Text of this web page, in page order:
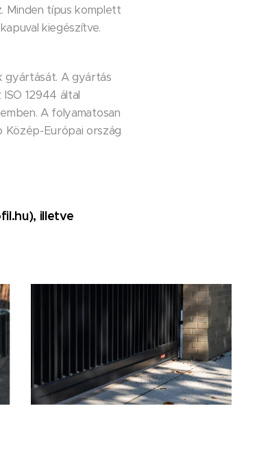
Minden típus komplett
kiegészítve.
gyártását. A gyártás
12944 által
A folyamatosan
Közép-Európai ország
illetve